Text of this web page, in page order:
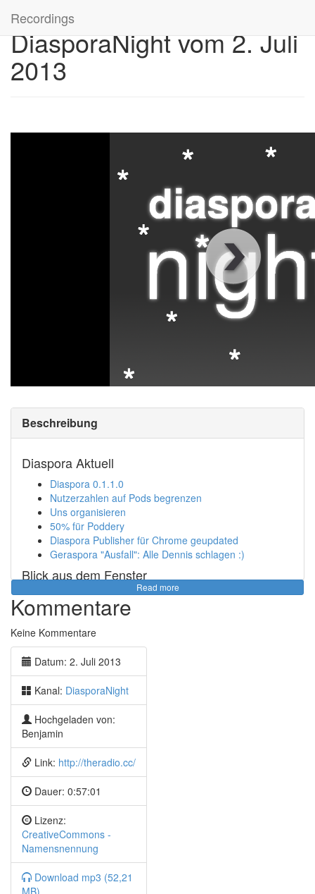
Recordings
DiasporaNight vom 2. Juli
2013
Beschreibung
Diaspora Aktuell
Diaspora 0.1.1.0
Nutzerzahlen auf Pods begrenzen
Uns organisieren
50% für Poddery
Diaspora Publisher für Chrome geupdated
Geraspora "Ausfall": Alle Dennis schlagen :)
Blick aus dem Fenster
Fefe über die Wichtigkeit von OpenSource
Verschlüsselte Kollaborationsplattform: Stackfield
DNS-Root-Alternative ersteht auf
Bunny: Darknet Meshnetzwerke über WLAN
Mozillas Talkilla
Google Glass verbietet Gesichtserkennung
Neues aus der Community
Nelson Muntz: # Neuland im WiFi
DiasporaHQ: Do you love Diaspora? Do you love your
Pod?
Benedikt Bauer: Geraspora mit Google-APIs?
Maxx Next: Flaschenfarm
Wir haben alle einen Vogel
Read more
Kommentare
Keine Kommentare
Datum: 2. Juli 2013
Kanal: DiasporaNight
Hochgeladen von:
Benjamin
Link: http://theradio.cc/
Dauer: 0:57:01
Lizenz:
CreativeCommons -
Namensnennung
Download mp3 (52,21
MB)